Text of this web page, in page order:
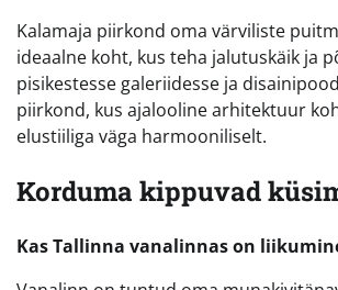
Kalamaja piirkond oma värviliste
ideaalne koht, kus teha jalutuskäik ja
pisikestesse galeriidesse ja
piirkond, kus ajalooline arhitektuur
elustiiliga väga harmooniliselt.
Korduma kippuvad
Kas Tallinna vanalinnas on